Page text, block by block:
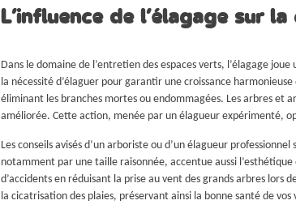
L’influence de l’élagage sur
Dans le domaine de l’entretien des espaces verts, l’élagage
la nécessité d’élaguer pour garantir une croissance
éliminant les branches mortes ou endommagées. Les arbres
améliorée. Cette action, menée par un élagueur expérimenté,
Les conseils avisés d’un arboriste ou d’un élagueur
notamment par une taille raisonnée, accentue aussi
d’accidents en réduisant la prise au vent des grands arbres lors
la cicatrisation des plaies, préservant ainsi la bonne santé de vos